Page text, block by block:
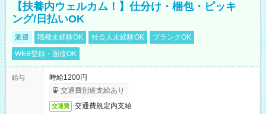
【扶養内ウェルカム！】仕分け・梱包・ピッキ
ング/日払いOK
派遣 職種未経験OK 社会人未経験OK
ブランクOK
WEB登録・面接OK
給与
時給1200円
交通費別途支給あり
交通費 交通費規定内支給